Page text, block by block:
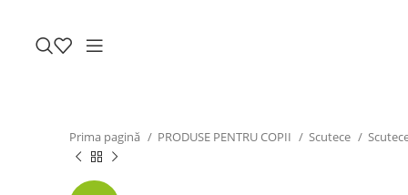
Prima pagină PRODUSE PENTRU COPII Scutece